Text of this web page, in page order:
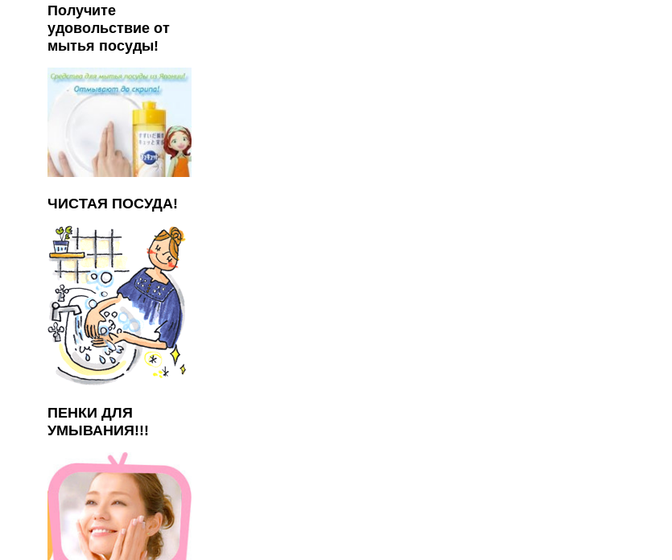
Получите
удовольствие от
мытья посуды!
ЧИСТАЯ ПОСУДА!
ПЕНКИ ДЛЯ
УМЫВАНИЯ!!!